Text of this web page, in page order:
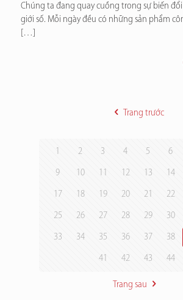
Chúng ta đang quay cuồng trong sự biến
giới số. Mỗi ngày đều có những sản phẩm
[…]
Trang trước
1 2 3 4 5 6
9 10 11 12 13 14
17 18 19 20 21 22
25 26 27 28 29 30
33 34 35 36 37 38
41 42 43 44
Trang sau